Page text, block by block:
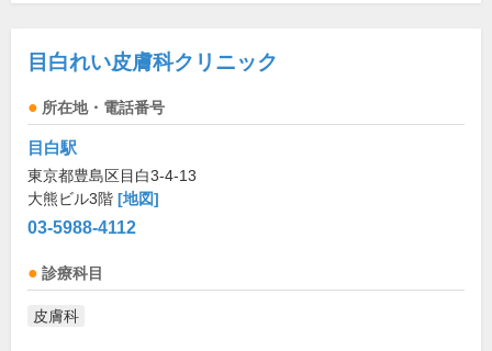
目白れい皮膚科クリニック
所在地・電話番号
目白駅
東京都豊島区目白3-4-13
大熊ビル3階 [地図]
03-5988-4112
診療科目
皮膚科